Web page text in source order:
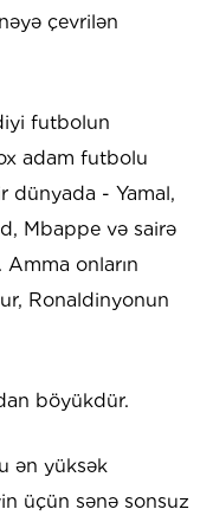
çevrilən
futbolun
adam futbolu
dünyada - Yamal,
Mbappe və sairə
onların
Ronaldinyonun
böyükdür.
ən yüksək
üçün sənə sonsuz